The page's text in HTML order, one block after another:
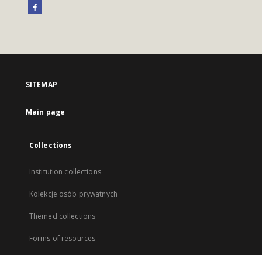
SITEMAP
Main page
Collections
Institution collections
Kolekcje osób prywatnych
Themed collections
Forms of resources